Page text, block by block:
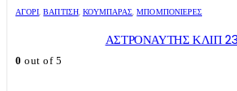
ΑΓΌΡΙ,ΒΑΠΤΙΣΗ, ΚΟΥΜΠΑΡΆΣ,ΜΠΟΜΠΟΝΙΈΡΕΣ
ΑΣΤΡΟΝΑΥΤΗΣ ΚΛΙΠ
0 out of 5